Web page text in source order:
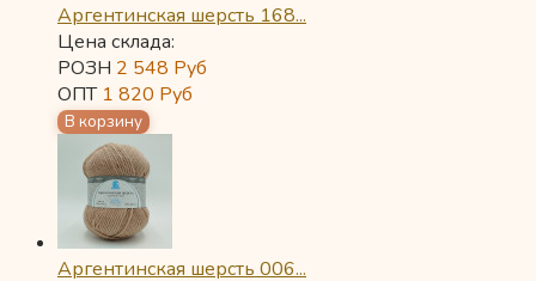
Аргентинская шерсть 168...
Цена склада:
РОЗН 2 548 Руб
ОПТ 1 820 Руб
Аргентинская шерсть 006...